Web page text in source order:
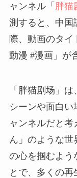
ャンネル「 胖猫
測すると、中国
際、動画のタ
動漫 #漫画」が
「胖猫剧场」
シーンや面白
ャンネルだと考
ん」のような
の心を掴むよう
とで、多くの